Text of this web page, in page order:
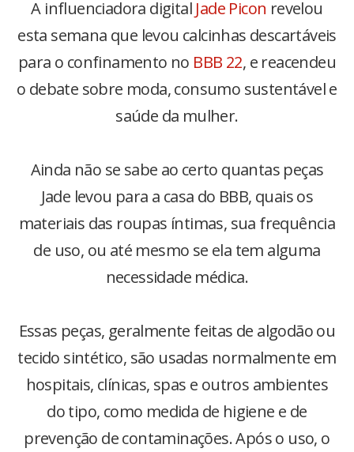
A influenciadora digital Jade Picon revelou
esta semana que levou calcinhas descartáveis
para o confinamento no BBB 22, e reacendeu
o debate sobre moda, consumo sustentável e
saúde da mulher.
Ainda não se sabe ao certo quantas peças
Jade levou para a casa do BBB, quais os
materiais das roupas íntimas, sua frequência
de uso, ou até mesmo se ela tem alguma
necessidade médica.
Essas peças, geralmente feitas de algodão ou
tecido sintético, são usadas normalmente em
hospitais, clínicas, spas e outros ambientes
do tipo, como medida de higiene e de
prevenção de contaminações. Após o uso, o